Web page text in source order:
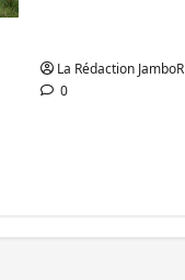
La Rédaction
0